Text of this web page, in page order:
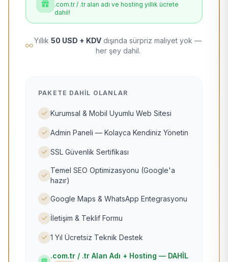
.com.tr / .tr alan adı ve hosting yıllık ücrete
dahil!
Yıllık 50 USD + KDV dışında sürpriz maliyet yok —
her şey dahil.
PAKETE DAHIL OLANLAR
Kurumsal & Mobil Uyumlu Web Sitesi
Admin Paneli — Kolayca Kendiniz Yönetin
SSL Güvenlik Sertifikası
Temel SEO Optimizasyonu (Google'a
hazır)
Google Maps & WhatsApp Entegrasyonu
İletişim & Teklif Formu
1 Yıl Ücretsiz Teknik Destek
.com.tr / .tr Alan Adı + Hosting — DAHİL